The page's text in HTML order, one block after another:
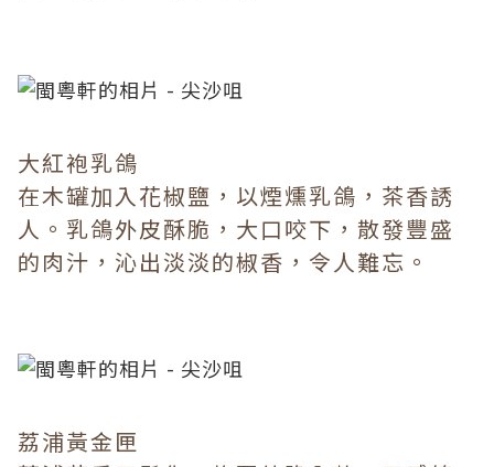
大紅袍乳鴿
在木罐加入花椒鹽，以煙燻乳鴿，茶香誘
人。乳鴿外皮酥脆，大口咬下，散發豐盛
的肉汁，沁出淡淡的椒香，令人難忘。
荔浦黃金匣